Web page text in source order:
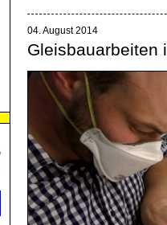
04. August 2014
Gleisbauarbeiten